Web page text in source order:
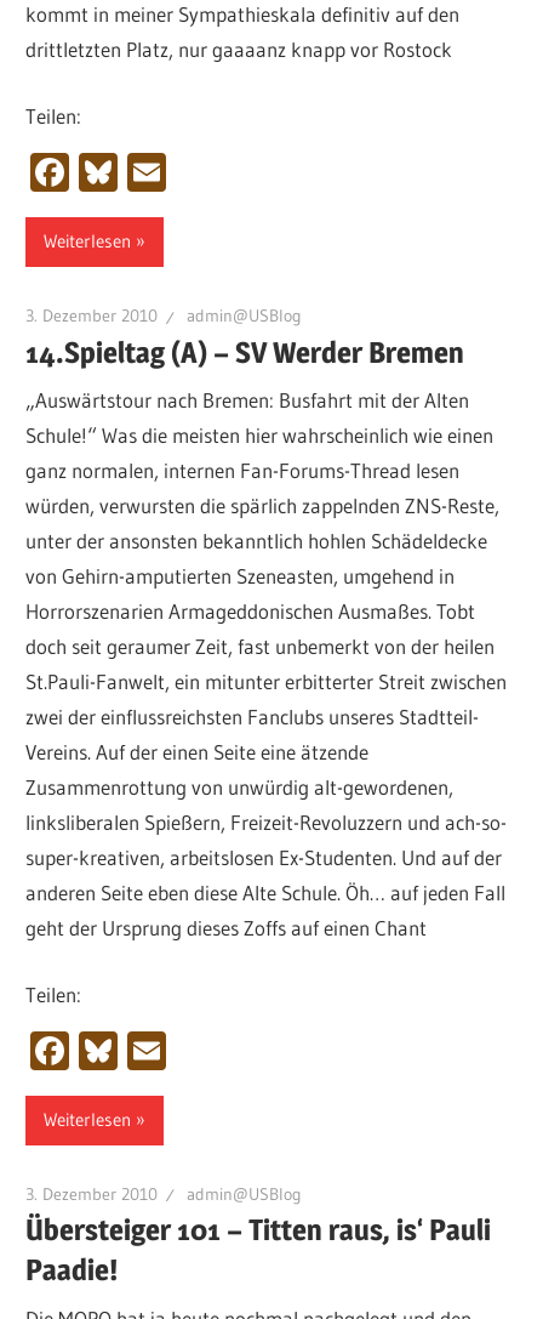
kommt in meiner Sympathieskala definitiv auf den
drittletzten Platz, nur gaaaanz knapp vor Rostock
Teilen:
Facebook
Bluesky
Weiterlesen
3. Dezember 2010 admin@USBlog
14.Spieltag (A) – SV Werder Bremen
„Auswärtstour nach Bremen: Busfahrt mit der Alten
Schule!“ Was die meisten hier wahrscheinlich wie einen
ganz normalen, internen Fan-Forums-Thread lesen
würden, verwursten die spärlich zappelnden ZNS-Reste,
unter der ansonsten bekanntlich hohlen Schädeldecke
von Gehirn-amputierten Szeneasten, umgehend in
Horrorszenarien Armageddonischen Ausmaßes. Tobt
doch seit geraumer Zeit, fast unbemerkt von der heilen
St.Pauli-Fanwelt, ein mitunter erbitterter Streit zwischen
zwei der einflussreichsten Fanclubs unseres Stadtteil-
Vereins. Auf der einen Seite eine ätzende
Zusammenrottung von unwürdig alt-gewordenen,
linksliberalen Spießern, Freizeit-Revoluzzern und ach-so-
super-kreativen, arbeitslosen Ex-Studenten. Und auf der
anderen Seite eben diese Alte Schule. Öh… auf jeden Fall
geht der Ursprung dieses Zoffs auf einen Chant
Teilen:
Facebook
Bluesky
Weiterlesen
3. Dezember 2010 admin@USBlog
Übersteiger 101 – Titten raus, is‘ Pauli
Paadie!